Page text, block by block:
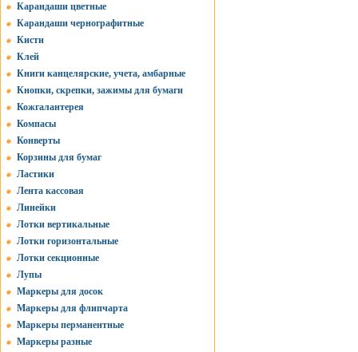
Карандаши цветные
Карандаши чернографитные
Кисти
Клей
Книги канцелярские, учета, амбарные
Кнопки, скрепки, зажимы для бумаги
Кожгалантерея
Компасы
Конверты
Корзины для бумаг
Ластики
Лента кассовая
Линейки
Лотки вертикальные
Лотки горизонтальные
Лотки секционные
Лупы
Маркеры для досок
Маркеры для флипчарта
Маркеры перманентные
Маркеры разные